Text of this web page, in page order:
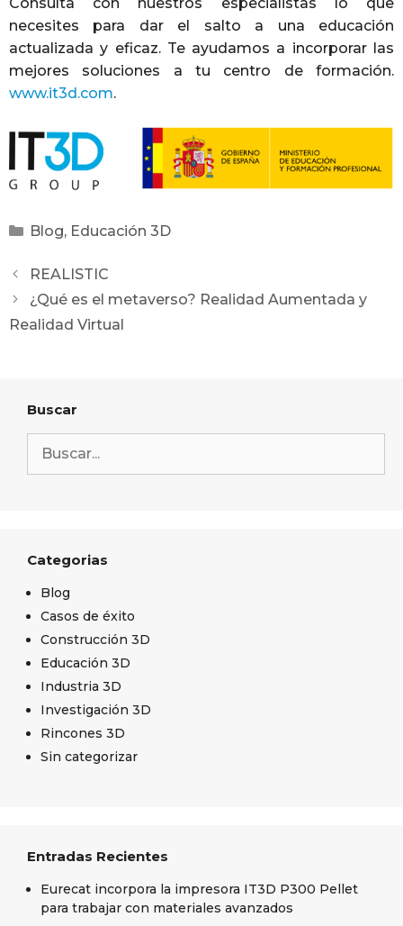
necesites para dar el salto a una educación
actualizada y eficaz. Te ayudamos a incorporar las
mejores soluciones a tu centro de formación.
www.it3d.com.
Blog, Educación 3D
REALISTIC
¿Qué es el metaverso? Realidad Aumentada y
Realidad Virtual
Buscar
Categorias
Blog
Casos de éxito
Construcción 3D
Educación 3D
Industria 3D
Investigación 3D
Rincones 3D
Sin categorizar
Entradas Recientes
Eurecat incorpora la impresora IT3D P300 Pellet
para trabajar con materiales avanzados